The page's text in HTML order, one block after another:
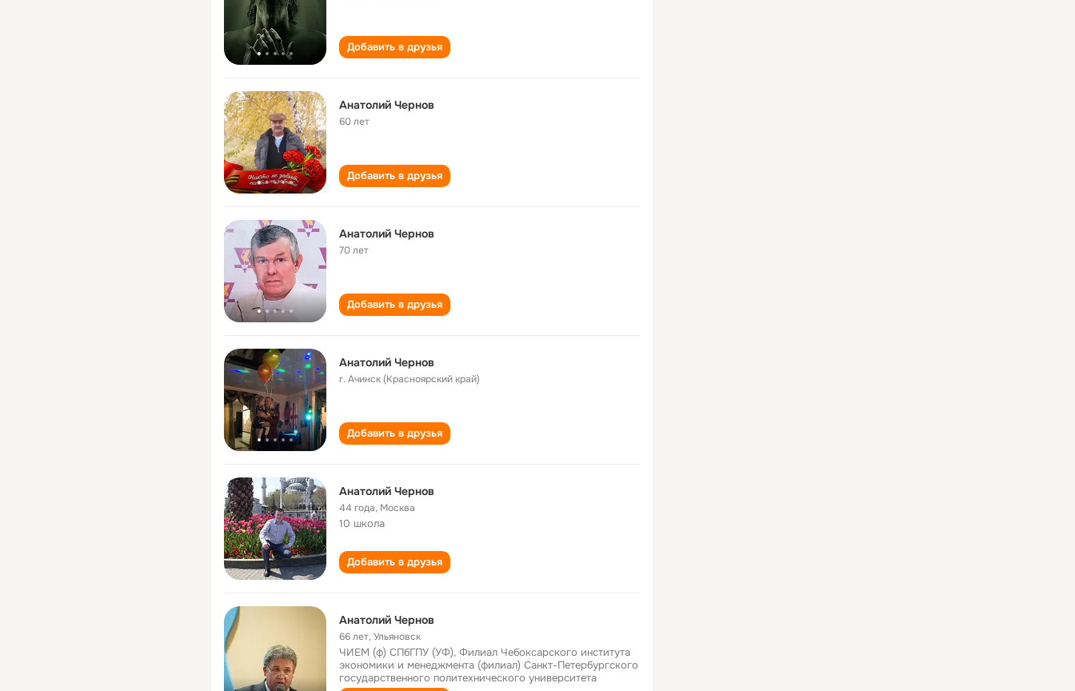
Добавить в друзья
Анатолий Чернов
60 лет
Добавить в друзья
Анатолий Чернов
70 лет
Добавить в друзья
Анатолий Чернов
г. Ачинск (Красноярский край)
Добавить в друзья
Анатолий Чернов
44 года, Москва
10 школа
Добавить в друзья
Анатолий Чернов
66 лет,Ульяновск
ЧИЕМ (ф) СПбГПУ (УФ), Филиал Чебоксарского института
экономики и менеджмента (филиал) Санкт-Петербургского
государственного политехнического университета